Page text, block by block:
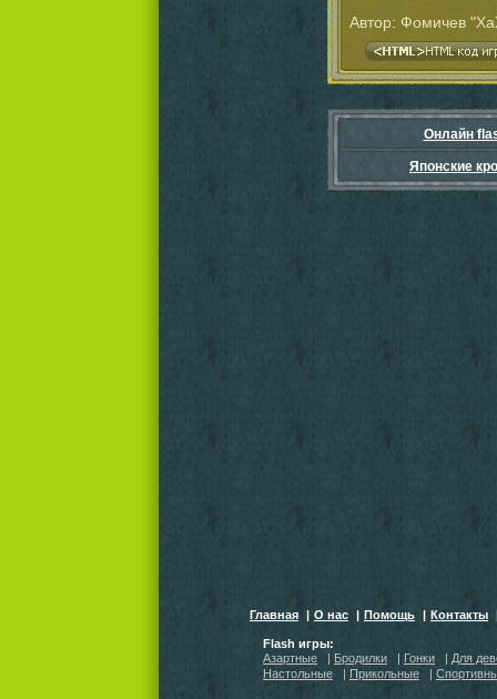
Автор: Фомичев
Онлайн
Японские
Главная | О нас | Помощь | Контакты
Flash игры:
Азартные
| Бродилки | Гонки | Для
Настольные
| Прикольные |